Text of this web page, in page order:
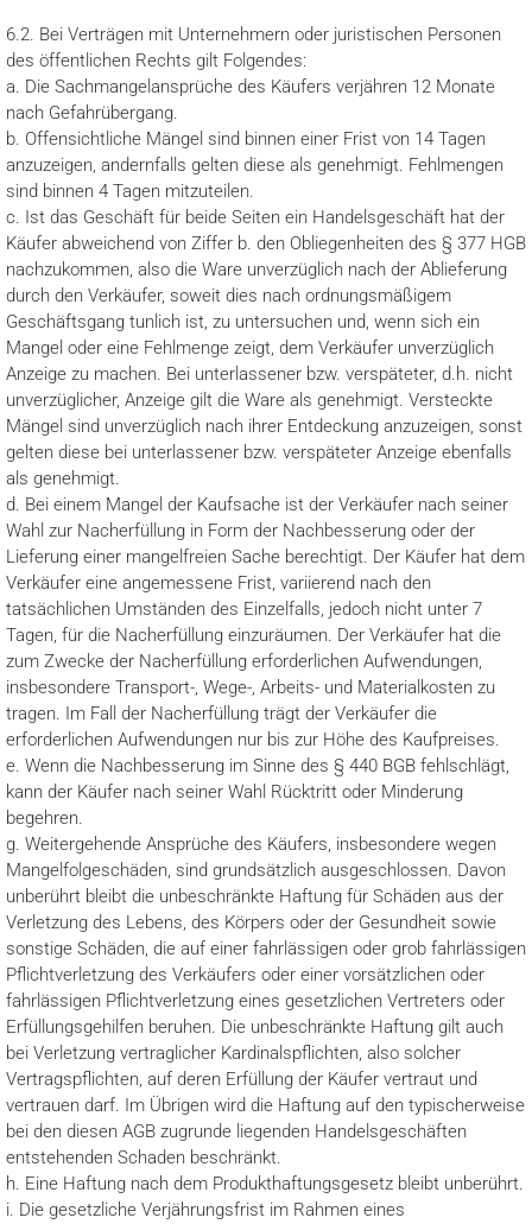
6.2. Bei Verträgen mit Unternehmern oder juristischen Personen
des öffentlichen Rechts gilt Folgendes:
a. Die Sachmangelansprüche des Käufers verjähren 12 Monate
nach Gefahrübergang.
b. Offensichtliche Mängel sind binnen einer Frist von 14 Tagen
anzuzeigen, andernfalls gelten diese als genehmigt. Fehlmengen
sind binnen 4 Tagen mitzuteilen.
c. Ist das Geschäft für beide Seiten ein Handelsgeschäft hat der
Käufer abweichend von Ziffer b. den Obliegenheiten des § 377 HGB
nachzukommen, also die Ware unverzüglich nach der Ablieferung
durch den Verkäufer, soweit dies nach ordnungsmäßigem
Geschäftsgang tunlich ist, zu untersuchen und, wenn sich ein
Mangel oder eine Fehlmenge zeigt, dem Verkäufer unverzüglich
Anzeige zu machen. Bei unterlassener bzw. verspäteter, d.h. nicht
unverzüglicher, Anzeige gilt die Ware als genehmigt. Versteckte
Mängel sind unverzüglich nach ihrer Entdeckung anzuzeigen, sonst
gelten diese bei unterlassener bzw. verspäteter Anzeige ebenfalls
als genehmigt.
d. Bei einem Mangel der Kaufsache ist der Verkäufer nach seiner
Wahl zur Nacherfüllung in Form der Nachbesserung oder der
Lieferung einer mangelfreien Sache berechtigt. Der Käufer hat dem
Verkäufer eine angemessene Frist, variierend nach den
tatsächlichen Umständen des Einzelfalls, jedoch nicht unter 7
Tagen, für die Nacherfüllung einzuräumen. Der Verkäufer hat die
zum Zwecke der Nacherfüllung erforderlichen Aufwendungen,
insbesondere Transport-, Wege-, Arbeits- und Materialkosten zu
tragen. Im Fall der Nacherfüllung trägt der Verkäufer die
erforderlichen Aufwendungen nur bis zur Höhe des Kaufpreises.
e. Wenn die Nachbesserung im Sinne des § 440 BGB fehlschlägt,
kann der Käufer nach seiner Wahl Rücktritt oder Minderung
begehren.
g. Weitergehende Ansprüche des Käufers, insbesondere wegen
Mangelfolgeschäden, sind grundsätzlich ausgeschlossen. Davon
unberührt bleibt die unbeschränkte Haftung für Schäden aus der
Verletzung des Lebens, des Körpers oder der Gesundheit sowie
sonstige Schäden, die auf einer fahrlässigen oder grob fahrlässigen
Pflichtverletzung des Verkäufers oder einer vorsätzlichen oder
fahrlässigen Pflichtverletzung eines gesetzlichen Vertreters oder
Erfüllungsgehilfen beruhen. Die unbeschränkte Haftung gilt auch
bei Verletzung vertraglicher Kardinalspflichten, also solcher
Vertragspflichten, auf deren Erfüllung der Käufer vertraut und
vertrauen darf. Im Übrigen wird die Haftung auf den typischerweise
bei den diesen AGB zugrunde liegenden Handelsgeschäften
entstehenden Schaden beschränkt.
h. Eine Haftung nach dem Produkthaftungsgesetz bleibt unberührt.
i. Die gesetzliche Verjährungsfrist im Rahmen eines